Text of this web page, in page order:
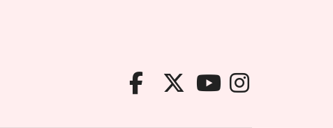
Facebook van
X van